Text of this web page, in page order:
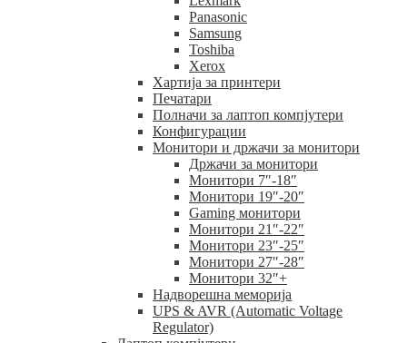
Panasonic
Samsung
Toshiba
Xerox
Хартија за принтери
Печатари
Полначи за лаптоп компјутери
Конфигурации
Монитори и држачи за монитори
Држачи за монитори
Монитори 7″-18″
Монитори 19″-20″
Gaming монитори
Монитори 21″-22″
Монитори 23″-25″
Монитори 27″-28″
Монитори 32″+
Надворешна меморија
UPS & AVR (Automatic Voltage
Regulator)